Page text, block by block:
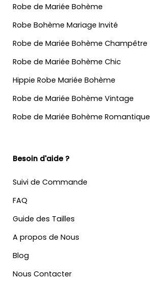
Robe de Mariée Bohème
Robe Bohème Mariage Invité
Robe de Mariée Bohème Champêtre
Robe de Mariée Bohème Chic
Hippie Robe Mariée Bohème
Robe de Mariée Bohème Vintage
Robe de Mariée Bohème Romantique
Besoin d'aide ?
Suivi de Commande
FAQ
Guide des Tailles
A propos de Nous
Blog
Nous Contacter